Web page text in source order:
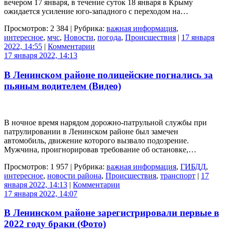
вечером 17 января, в течение суток 18 января в Крыму
ожидается усиление юго-западного с переходом на…
Просмотров: 2 384 | Рубрика: важная информация,
интересное, мчс, Новости, погода, Происшествия | 17 января
2022, 14:55 | Комментарии
17 января 2022, 14:13
В Ленинском районе полицейские погнались за
пьяным водителем (Видео)
В ночное время нарядом дорожно-патрульной службы при
патрулировании в Ленинском районе был замечен
автомобиль, движение которого вызвало подозрение.
Мужчина, проигнорировав требование об остановке,…
Просмотров: 1 957 | Рубрика: важная информация, ГИБДД,
интересное, новости района, Происшествия, транспорт | 17
января 2022, 14:13 | Комментарии
17 января 2022, 14:07
В Ленинском районе зарегистрировали первые в
2022 году браки (Фото)